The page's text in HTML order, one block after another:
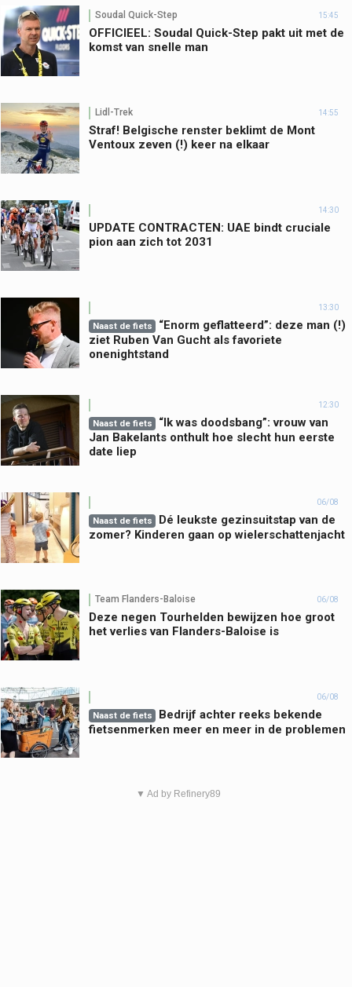
Soudal Quick-Step 15:45
OFFICIEEL: Soudal Quick-Step pakt uit met de
komst van snelle man
Lidl-Trek 14:55
Straf! Belgische renster beklimt de Mont
Ventoux zeven (!) keer na elkaar
14:30
UPDATE CONTRACTEN: UAE bindt cruciale
pion aan zich tot 2031
13:30
Naast de fiets
“Enorm geflatteerd”: deze man (!)
ziet Ruben Van Gucht als favoriete
onenightstand
12:30
Naast de fiets
“Ik was doodsbang”: vrouw van
Jan Bakelants onthult hoe slecht hun eerste
date liep
06/08
Naast de fiets
Dé leukste gezinsuitstap van de
zomer? Kinderen gaan op wielerschattenjacht
Team Flanders-Baloise 06/08
Deze negen Tourhelden bewijzen hoe groot
het verlies van Flanders-Baloise is
06/08
Naast de fiets
Bedrijf achter reeks bekende
fietsenmerken meer en meer in de problemen
▼ Ad by Refinery89